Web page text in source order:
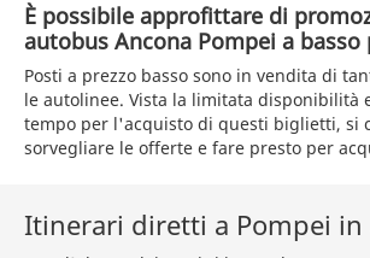
È possibile approfittare di
autobus Ancona Pompei a basso
Posti a prezzo basso sono in vendita di
le autolinee. Vista la limitata disponibilità
tempo per l'acquisto di questi biglietti, si
sorvegliare le offerte e fare presto per
Itinerari diretti a Pompei in